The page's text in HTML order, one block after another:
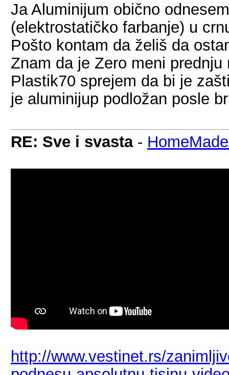
Ja Aluminijum obično
(elektrostatičko farbanje) u
Pošto kontam da želiš da
Znam da je Zero meni
Plastik70 sprejem da bi je
je aluminijup podložan posle
RE: Sve i svasta-
http://www.vestinet.rs/